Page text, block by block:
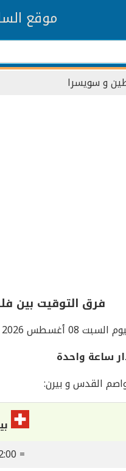
موقع
و سويسرا
فرق التوقيت بين
08 أغسطس 2026 تكون الساعة في سويسرا
ساعة واحدة
القدس و بيرن:
= 12:00 صباحاً